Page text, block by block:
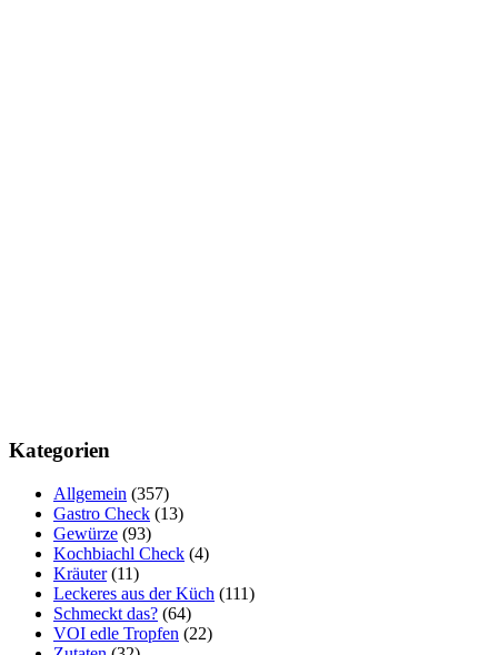
Kategorien
Allgemein (357)
Gastro Check (13)
Gewürze (93)
Kochbiachl Check (4)
Kräuter(11)
Leckeres aus der Küch (111)
Schmeckt das? (64)
VOI edle Tropfen (22)